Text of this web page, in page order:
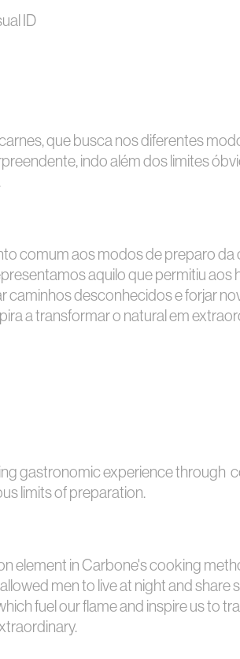
ID
que busca nos diferentes
indo além dos limites
comum aos modos de preparo da
aquilo que permitiu aos
caminhos desconhecidos e forjar
a transformar o natural em
gastronomic experience through
limits of preparation.
element in Carbone's cooking
men to live at night and share
fuel our flame and inspire us to